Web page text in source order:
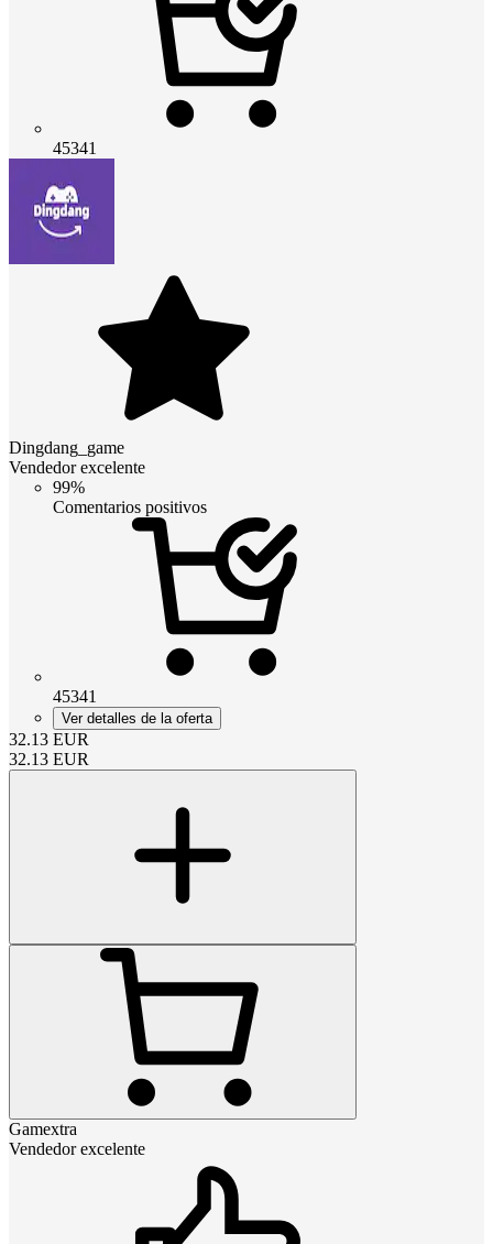
45341
Dingdang_game
Vendedor excelente
99%
Comentarios positivos
45341
Ver detalles de la oferta
32.13 EUR
32.13 EUR
Gamextra
Vendedor excelente